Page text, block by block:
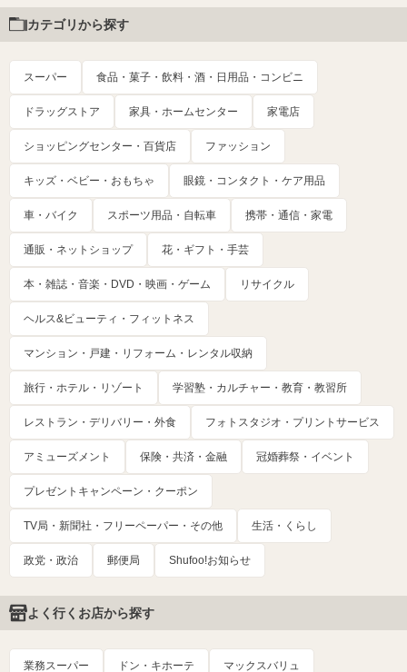
カテゴリから探す
スーパー 食品・菓子・飲料・酒・日用品・コンビニ
ドラッグストア 家具・ホームセンター 家電店
ショッピングセンター・百貨店 ファッション
キッズ・ベビー・おもちゃ 眼鏡・コンタクト・ケア用品
車・バイク スポーツ用品・自転車 携帯・通信・家電
通販・ネットショップ 花・ギフト・手芸
本・雑誌・音楽・DVD・映画・ゲーム リサイクル
ヘルス&ビューティ・フィットネス
マンション・戸建・リフォーム・レンタル収納
旅行・ホテル・リゾート 学習塾・カルチャー・教育・教習所
レストラン・デリバリー・外食 フォトスタジオ・プリントサービス
アミューズメント 保険・共済・金融 冠婚葬祭・イベント
プレゼントキャンペーン・クーポン
TV局・新聞社・フリーペーパー・その他 生活・くらし
政党・政治 郵便局 Shufoo!お知らせ
よく行くお店から探す
業務スーパー ドン・キホーテ マックスバリュ